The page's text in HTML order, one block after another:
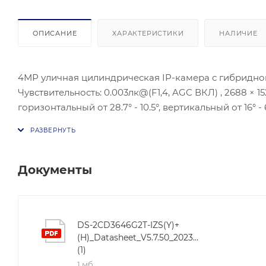
ОПИСАНИЕ ХАРАКТЕРИСТИКИ НАЛИЧИЕ
4МР уличная цилиндрическая IP-камера с
Чувствительность: 0.003лк@(F1,4, AGC ВКЛ) , 2688
горизонтальный от 28.7° - 10.5°, вертикальный от 16°
объектов человек/ транспортное средство, фильтр
Документы
DS-2CD3646G2T-IZS(Y)+
(H)_Datasheet_V5.7.50_20230213
(1)